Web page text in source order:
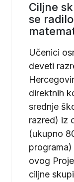
Ciljne
se
Učenici
deveti
direktnih
srednje
razred) iz
(ukupno
ovog
ciljne